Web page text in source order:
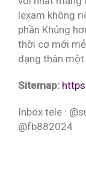
lexam không
phần Khủng
thời cơ mới
dạng thân một
Sitemap:
Inbox tele :
@fb882024